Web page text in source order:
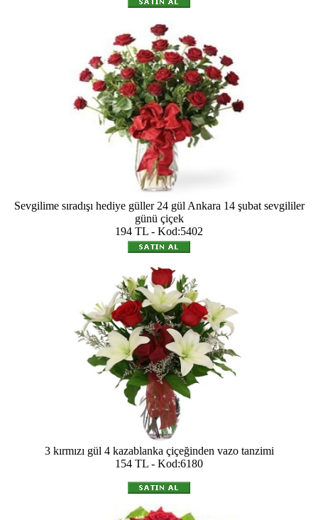
Sevgilime sıradışı hediye güller 24 gül Ankara 14 şubat sevgililer
günü çiçek
194 TL - Kod:5402
3 kırmızı gül 4 kazablanka çiçeğinden vazo tanzimi
154 TL - Kod:6180